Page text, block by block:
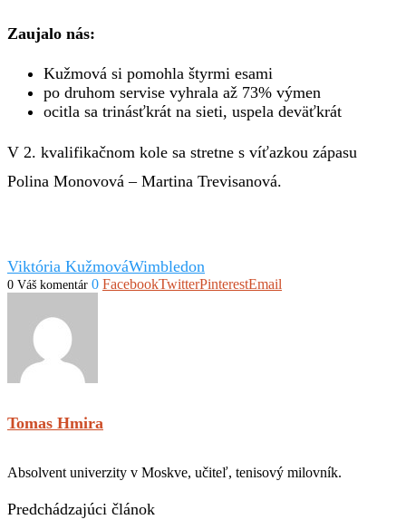
Zaujalo nás:
Kužmová si pomohla štyrmi esami
po druhom servise vyhrala až 73% výmen
ocitla sa trinásťkrát na sieti, uspela deväťkrát
V 2. kvalifikačnom kole sa stretne s víťazkou zápasu
Polina Monovová – Martina Trevisanová.
Viktória KužmováWimbledon
0 Váš komentár 0 FacebookTwitterPinterestEmail
Tomas Hmira
Absolvent univerzity v Moskve, učiteľ, tenisový milovník.
Predchádzajúci článok